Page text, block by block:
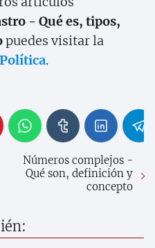
- Qué es, tipos,
puedes visitar la
.
Números complejos -
Qué son, definición y
concepto